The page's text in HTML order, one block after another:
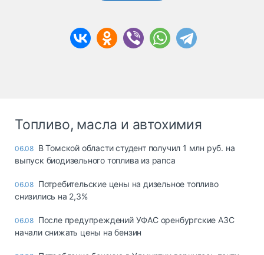
Топливо, масла и автохимия
06.08 В Томской области студент получил 1 млн руб. на
выпуск биодизельного топлива из рапса
06.08 Потребительские цены на дизельное топливо
снизились на 2,3%
06.08 После предупреждений УФАС оренбургские АЗС
начали снижать цены на бензин